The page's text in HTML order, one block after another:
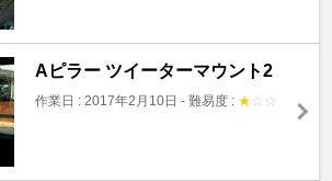
Aピラー ツイーターマウント2
作業日 : 2017年2月10日 - 難易度 : ★ ☆ ☆